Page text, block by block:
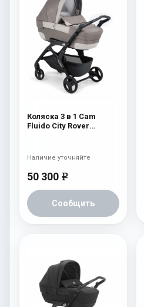
Коляска 3 в 1 Cam
Fluido City Rover
50 300 e
Сообщить
Наличие уточняйте